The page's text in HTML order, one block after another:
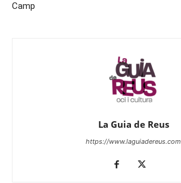
Camp
La Guia de Reus
https://www.laguiadereus.com